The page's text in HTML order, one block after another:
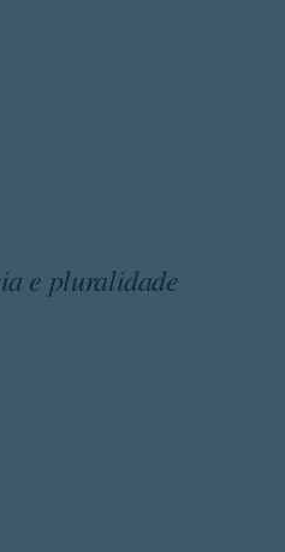
e pluralidade